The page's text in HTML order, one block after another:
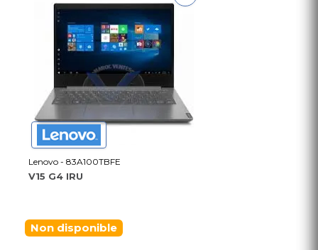
Lenovo - 83A100TBFE
V15 G4 IRU
Non disponible